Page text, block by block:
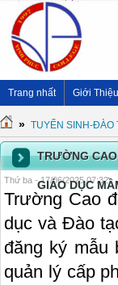
Trang nhất Giới
» TUYỂN SINH-ĐÀO
TRƯỜNG
GIÁO DỤC
Thứ ba - 17/06/2025 07:32
Trường Cao
dục và Đào
đăng ký mẫu
quản lý cấp